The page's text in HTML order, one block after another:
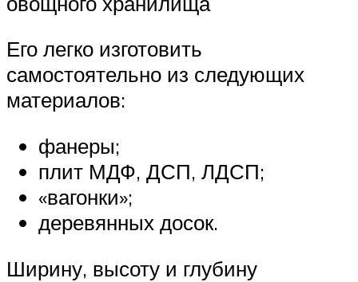
Его легко изготовить
самостоятельно из следующих
материалов:
фанеры;
плит МДФ, ДСП, ЛДСП;
«вагонки»;
деревянных досок.
Ширину, высоту и глубину